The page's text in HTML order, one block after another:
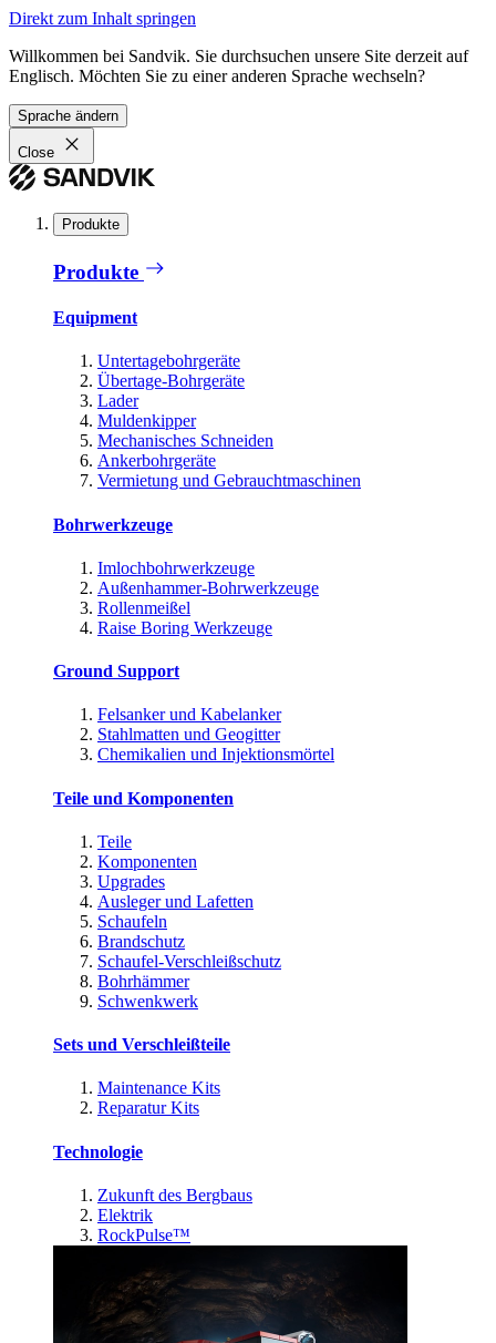
Direkt zum Inhalt springen
Willkommen bei Sandvik. Sie durchsuchen unsere Site derzeit auf
Englisch. Möchten Sie zu einer anderen Sprache wechseln?
Sprache ändern
Close
Produkte
Produkte
Equipment
Untertagebohrgeräte
Übertage-Bohrgeräte
Lader
Muldenkipper
Mechanisches Schneiden
Ankerbohrgeräte
Vermietung und Gebrauchtmaschinen
Bohrwerkzeuge
Imlochbohrwerkzeuge
Außenhammer-Bohrwerkzeuge
Rollenmeißel
Raise Boring Werkzeuge
Ground Support
Felsanker und Kabelanker
Stahlmatten und Geogitter
Chemikalien und Injektionsmörtel
Teile und Komponenten
Teile
Komponenten
Upgrades
Ausleger und Lafetten
Schaufeln
Brandschutz
Schaufel-Verschleißschutz
Bohrhämmer
Schwenkwerk
Sets und Verschleißteile
Maintenance Kits
Reparatur Kits
Technologie
Zukunft des Bergbaus
Elektrik
RockPulse™